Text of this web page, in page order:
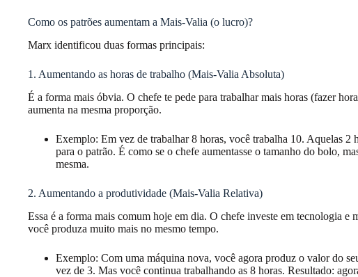
Como os patrões aumentam a Mais-Valia (o lucro)?
Marx identificou duas formas principais:
1. Aumentando as horas de trabalho (Mais-Valia Absoluta)
É a forma mais óbvia. O chefe te pede para trabalhar mais horas (fazer
aumenta na mesma proporção.
Exemplo: Em vez de trabalhar 8 horas, você trabalha 10. Aquelas 2
para o patrão. É como se o chefe aumentasse o tamanho do bolo,
mesma.
2. Aumentando a produtividade (Mais-Valia Relativa)
Essa é a forma mais comum hoje em dia. O chefe investe em tecnologia e
você produza muito mais no mesmo tempo.
Exemplo: Com uma máquina nova, você agora produz o valor do
vez de 3. Mas você continua trabalhando as 8 horas. Resultado: